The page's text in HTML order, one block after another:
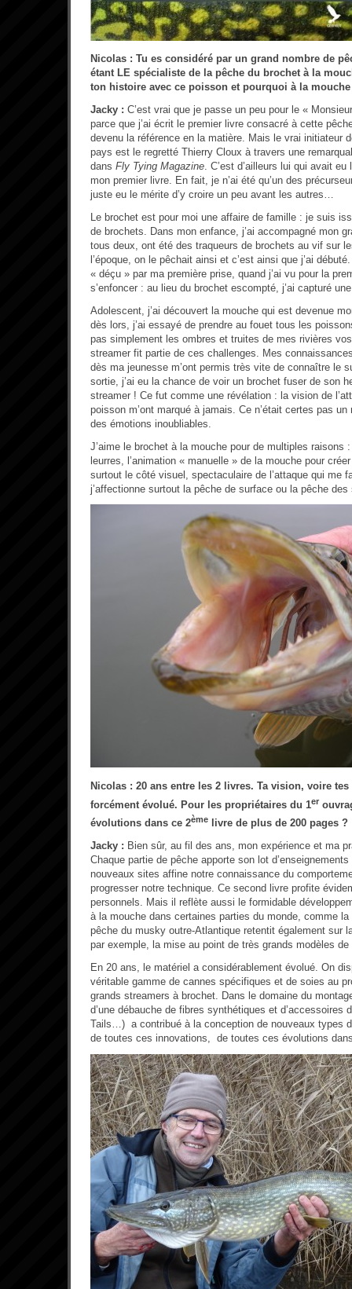
Nicolas : Tu es considéré par un grand nombre de
étant LE spécialiste de la pêche du brochet à la
ton histoire avec ce poisson et pourquoi à la
Jacky : C’est vrai que je passe un peu pour le «
parce que j’ai écrit le premier livre consacré à cette
devenu la référence en la matière. Mais le vrai initiateur
pays est le regretté Thierry Cloux à travers une
dans Fly Tying Magazine. C’est d’ailleurs lui qui avait
mon premier livre. En fait, je n’ai été qu’un des
juste eu le mérite d’y croire un peu avant les autres…
Le brochet est pour moi une affaire de famille : je suis
de brochets. Dans mon enfance, j’ai accompagné mon
tous deux, ont été des traqueurs de brochets au vif sur
l’époque, on le pêchait ainsi et c’est ainsi que j’ai
« déçu » par ma première prise, quand j’ai vu pour la
s’enfoncer : au lieu du brochet escompté, j’ai capturé
Adolescent, j’ai découvert la mouche qui est devenue
dès lors, j’ai essayé de prendre au fouet tous les
pas simplement les ombres et truites de mes rivières
streamer fit partie de ces challenges. Mes
dès ma jeunesse m’ont permis très vite de connaître le
sortie, j’ai eu la chance de voir un brochet fuser de son
streamer ! Ce fut comme une révélation : la vision de
poisson m’ont marqué à jamais. Ce n’était certes pas
des émotions inoubliables.
J’aime le brochet à la mouche pour de multiples raisons
leurres, l’animation « manuelle » de la mouche pour
surtout le côté visuel, spectaculaire de l’attaque qui me
j’affectionne surtout la pêche de surface ou la pêche
Nicolas : 20 ans entre les 2 livres. Ta vision, voire
forcément évolué. Pour les propriétaires du 1er
évolutions dans ce 2ème
livre de plus de 200 pages ?
Jacky : Bien sûr, au fil des ans, mon expérience et ma
Chaque partie de pêche apporte son lot
nouveaux sites affine notre connaissance du
progresser notre technique. Ce second livre profite
personnels. Mais il reflète aussi le formidable
à la mouche dans certaines parties du monde, comme la
pêche du musky outre-Atlantique retentit également sur
par exemple, la mise au point de très grands modèles
En 20 ans, le matériel a considérablement évolué. On
véritable gamme de cannes spécifiques et de soies au
grands streamers à brochet. Dans le domaine du
d’une débauche de fibres synthétiques et d’accessoires
Tails…) a contribué à la conception de nouveaux types
de toutes ces innovations, de toutes ces évolutions